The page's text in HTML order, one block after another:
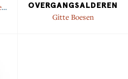
OVERGANGSALDEREN
Gitte Boesen